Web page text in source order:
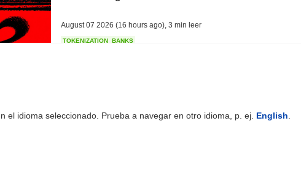
August 07 2026 (16 hours ago) 3 min leer
TOKENIZATION BANKS
STABLECOIN JAPAN
el idioma seleccionado. Prueba a navegar en otro idioma, p. ej. English